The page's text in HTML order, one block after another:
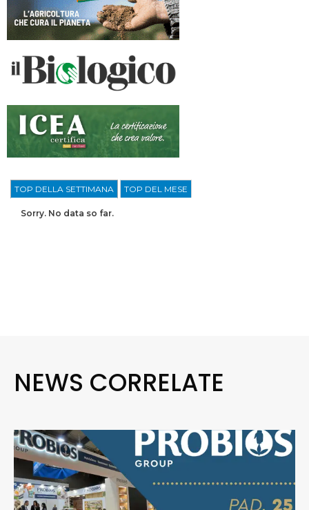
TOP DELLA SETTIMANA TOP DEL MESE
Sorry. No data so far.
NEWS CORRELATE